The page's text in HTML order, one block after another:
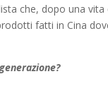
che, dopo una
fatti in Cina